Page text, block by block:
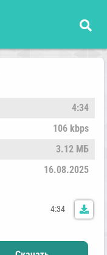
4:34
106 kbps
3.12 МБ
16.08.2025
4:34